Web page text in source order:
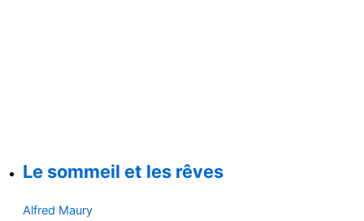
Le sommeil et les rêves
Alfred Maury